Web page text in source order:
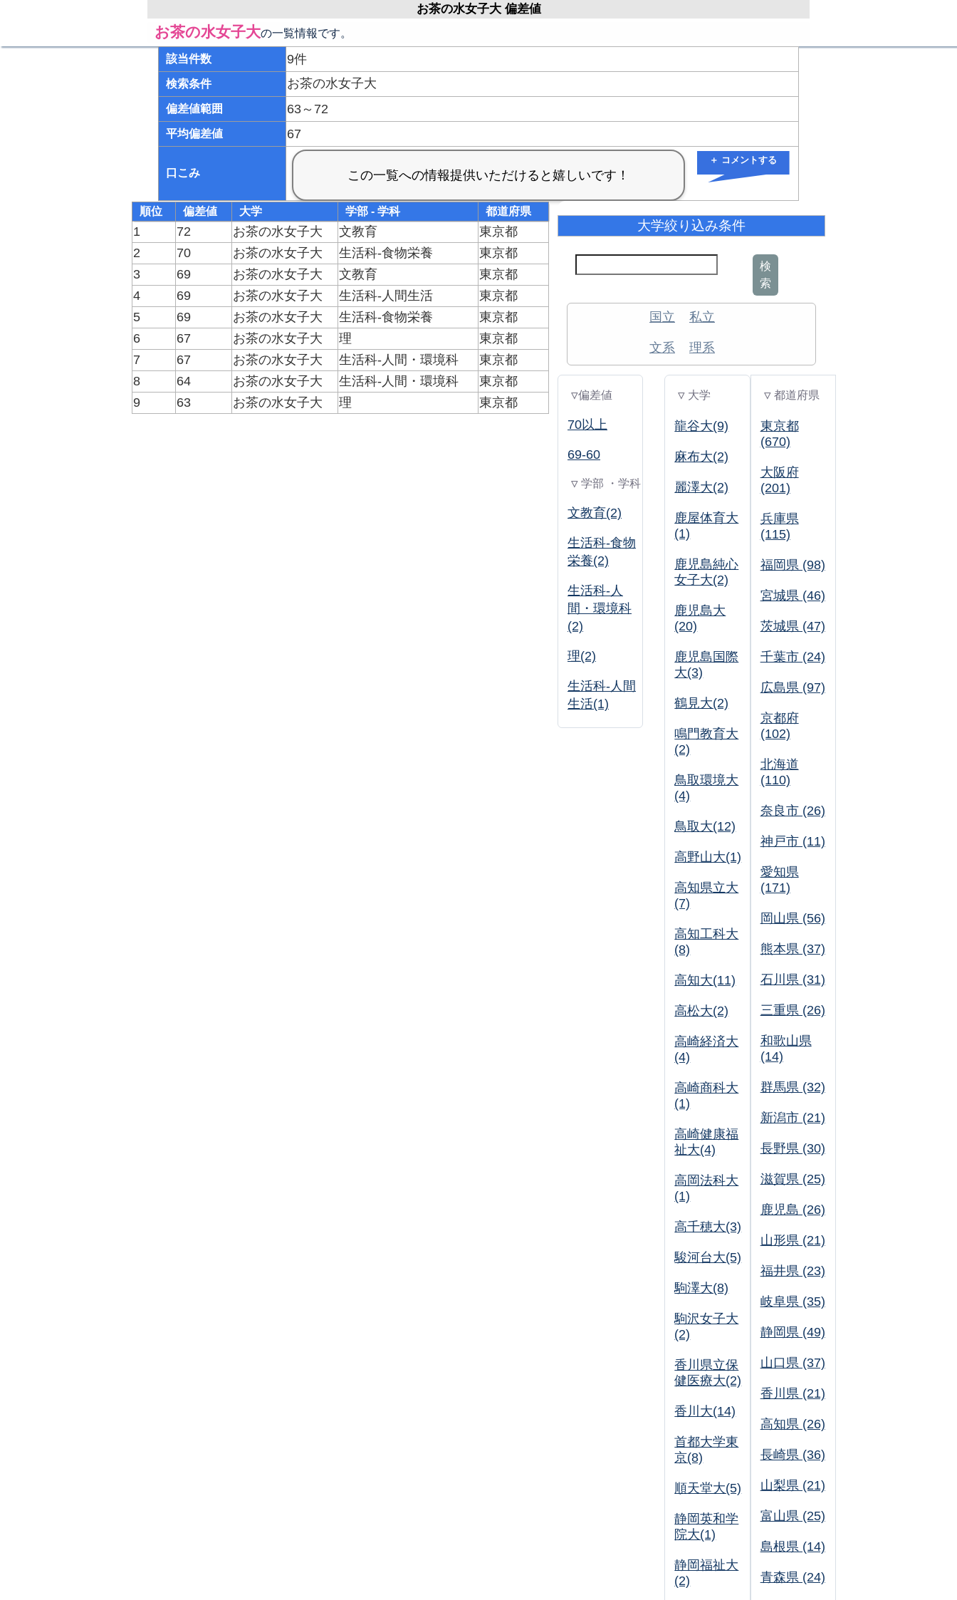
お茶の水女子大 偏差値
お茶の水女子大の一覧情報です。
該当件数 9件
検索条件 お茶の水女子大
偏差値範囲 63～72
平均偏差値 67
口こみ
＋ コメントする
順位 偏差値 大学 学部 - 学科 都道府県
1 72 お茶の水女子大 文教育
東京都
2
70 お茶の水女子大 生活科-食物栄養
東京都
3
69 お茶の水女子大 文教育
東京都
4
69 お茶の水女子大 生活科-人間生活
東京都
5
69 お茶の水女子大 生活科-食物栄養
東京都
6
67 お茶の水女子大 理
東京都
7
67 お茶の水女子大 生活科-人間・環境科
東京都
8
64 お茶の水女子大 生活科-人間・環境科
東京都
9
63 お茶の水女子大 理 東京都
大学絞り込み条件
検
索
国立 私立
文系 理系
▽偏差値
70以上
69-60
▽ 学部 ・学科
文教育(2)
生活科-食物
栄養(2)
生活科-人
間・環境科
(2)
理(2)
生活科-人間
生活(1)
▽ 大学
龍谷大(9)
麻布大(2)
麗澤大(2)
鹿屋体育大
(1)
鹿児島純心
女子大(2)
鹿児島大
(20)
鹿児島国際
大(3)
鶴見大(2)
鳴門教育大
(2)
鳥取環境大
(4)
鳥取大(12)
高野山大(1)
高知県立大
(7)
高知工科大
(8)
高知大(11)
高松大(2)
高崎経済大
(4)
高崎商科大
(1)
高崎健康福
祉大(4)
高岡法科大
(1)
高千穂大(3)
駿河台大(5)
駒澤大(8)
駒沢女子大
(2)
香川県立保
健医療大(2)
香川大(14)
首都大学東
京(8)
順天堂大(5)
静岡英和学
院大(1)
静岡福祉大
(2)
▽ 都道府県
東京都
(670)
大阪府
(201)
兵庫県
(115)
福岡県 (98)
宮城県 (46)
茨城県 (47)
千葉市 (24)
広島県 (97)
京都府
(102)
北海道
(110)
奈良市 (26)
神戸市 (11)
愛知県
(171)
岡山県 (56)
熊本県 (37)
石川県 (31)
三重県 (26)
和歌山県
(14)
群馬県 (32)
新潟市 (21)
長野県 (30)
滋賀県 (25)
鹿児島 (26)
山形県 (21)
福井県 (23)
岐阜県 (35)
静岡県 (49)
山口県 (37)
香川県 (21)
高知県 (26)
長崎県 (36)
山梨県 (21)
富山県 (25)
島根県 (14)
青森県 (24)